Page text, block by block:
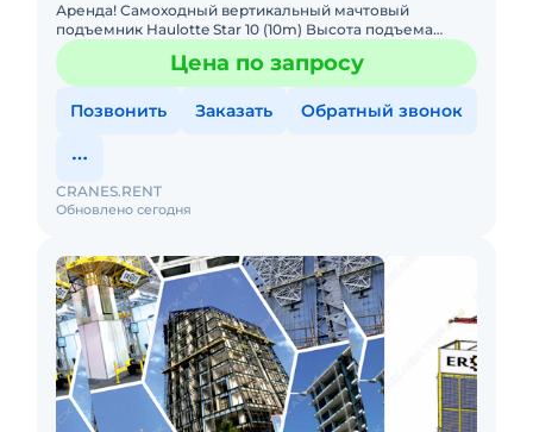
Аренда! Самоходный вертикальный мачтовый
подъемник Haulotte Star 10 (10m) Высота подъема
платформы: 8.00м Размер платформы: 0,67 x 0,97m
Вес: 2765кг ГрузоЦена по запросу
Позвонить Заказать Обратный звонок
Обновлено сегодня
CRANES.RENT